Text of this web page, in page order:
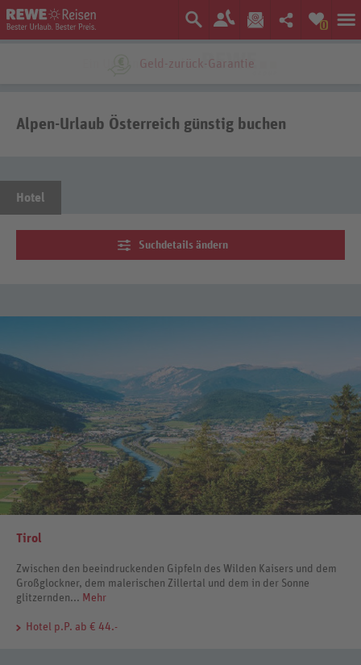
0
Ein Unternehmen der
Alpen-Urlaub Österreich günstig buchen
Hotel
Suchdetails ändern
Tirol
Zwischen den beeindruckenden Gipfeln des Wilden Kaisers und dem
Großglockner, dem malerischen Zillertal und dem in der Sonne
glitzernden... Mehr
Hotel p.P. ab € 44.-